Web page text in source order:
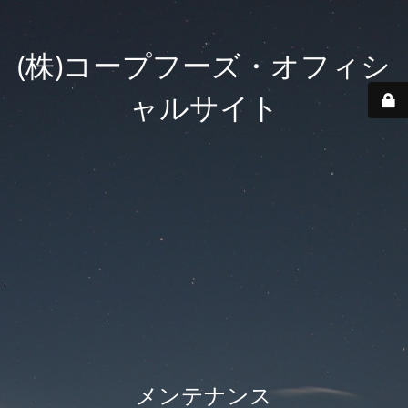
(株)コープフーズ・オフィシ
ャルサイト
メンテナンス